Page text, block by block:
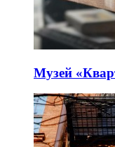
Музей